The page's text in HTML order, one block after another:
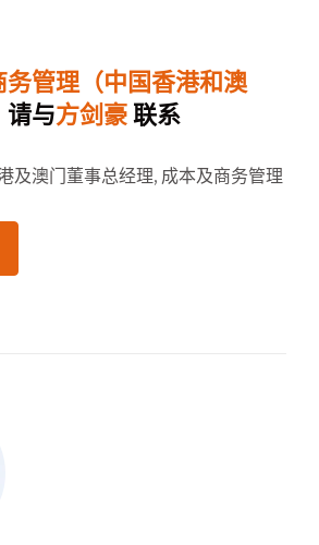
务管理（中国香港和澳
请与方剑豪 联系
及澳门董事总经理, 成本及商务管理